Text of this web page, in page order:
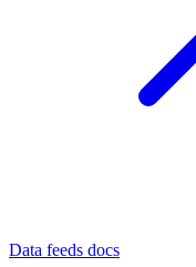
Data feeds docs